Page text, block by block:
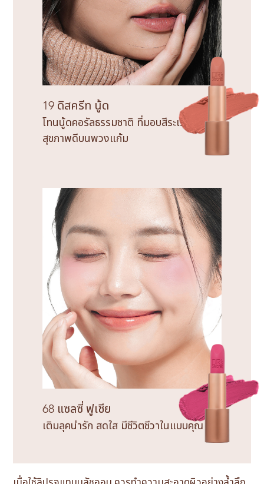
19 ดิสครีท นู้ด
โทนนู้ดคอรัลธรรมชาติ ที่มอบสีระเรื่อดู
สุขภาพดีบนพวงแก้ม
68 แซลซี่ ฟูเชีย
เติมลุคน่ารัก สดใส มีชีวิตชีวาในแบบคุณ